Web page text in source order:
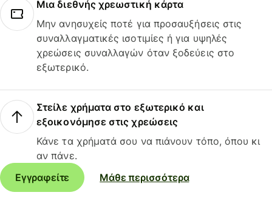
Μια διεθνής χρεωστική κάρτα
Μην ανησυχείς ποτέ για προσαυξήσεις στις
συναλλαγματικές ισοτιμίες ή για υψηλές
χρεώσεις συναλλαγών όταν ξοδεύεις στο
εξωτερικό.
Στείλε χρήματα στο εξωτερικό και
εξοικονόμησε στις χρεώσεις
Κάνε τα χρήματά σου να πιάνουν τόπο, όπου κι
αν πάνε.
Εγγραφείτε
Μάθε περισσότερα